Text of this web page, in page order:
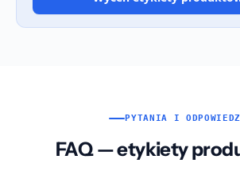
PYTANIA I
FAQ — etykiety